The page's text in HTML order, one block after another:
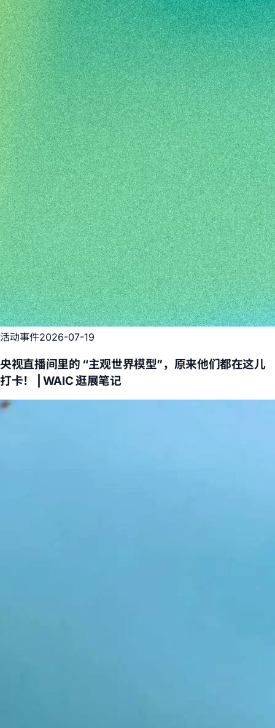
活动事件2026-07-19
央视直播间里的 “主观世界模型”，原来他们都在这儿
打卡！ | WAIC 逛展笔记